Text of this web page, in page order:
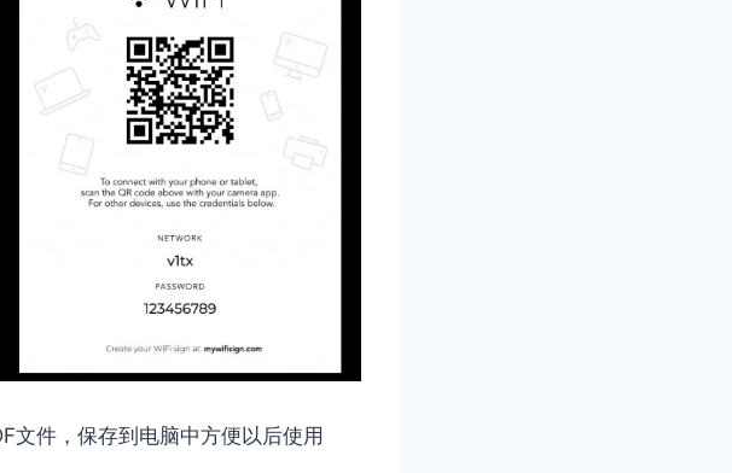
文件，保存到电脑中方便以后使用